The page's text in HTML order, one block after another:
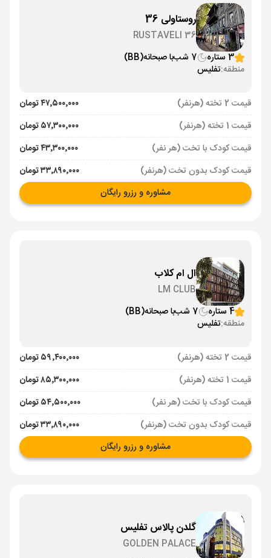
روستاولی 36
RUSTAVELI 36
3 ستاره
7 شب با صبحانه(BB)
منطقه:تفلیس
قیمت 2 تخته (هرنفر)
۴۷٬۵۰۰٬۰۰۰ تومان
قیمت 1 تخته (هرنفر)
۵۷٬۳۰۰٬۰۰۰ تومان
قیمت کودک با تخت (هر نفر)
۴۳٬۳۰۰٬۰۰۰ تومان
قیمت کودک بدون تخت (هرنفر)
۳۳٬۸۹۰٬۰۰۰ تومان
مشاوره و رزرو رایگان
ال ام کلاب
LM CLUB
4 ستاره
7 شب با صبحانه(BB)
منطقه:تفلیس
قیمت 2 تخته (هرنفر)
۵۹٬۴۰۰٬۰۰۰ تومان
قیمت 1 تخته (هرنفر)
۸۵٬۳۰۰٬۰۰۰ تومان
قیمت کودک با تخت (هر نفر)
۵۴٬۵۰۰٬۰۰۰ تومان
قیمت کودک بدون تخت (هرنفر)
۳۳٬۸۹۰٬۰۰۰ تومان
مشاوره و رزرو رایگان
گلدن پالاس تفلیس
GOLDEN PALACE